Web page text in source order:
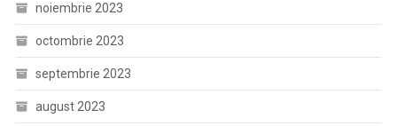
noiembrie 2023
octombrie 2023
septembrie 2023
august 2023